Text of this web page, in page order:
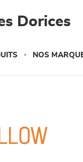
Dorices
NOS